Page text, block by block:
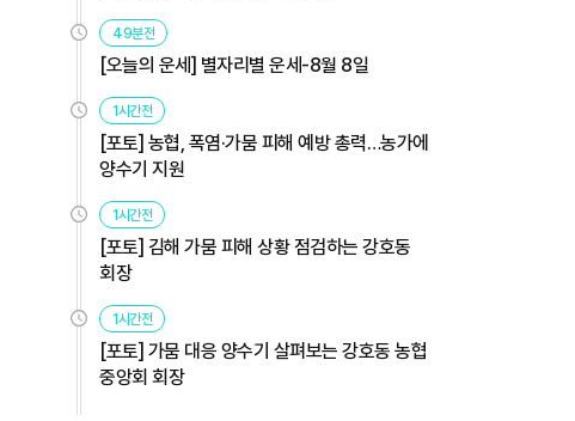
49분전
[오늘의 운세] 별자리별 운세-8월 8일
1시간전
[포토] 농협, 폭염·가뭄 피해 예방 총력…농가에
양수기 지원
1시간전
[포토] 김해 가뭄 피해 상황 점검하는 강호동
회장
1시간전
[포토] 가뭄 대응 양수기 살펴보는 강호동 농협
중앙회 회장